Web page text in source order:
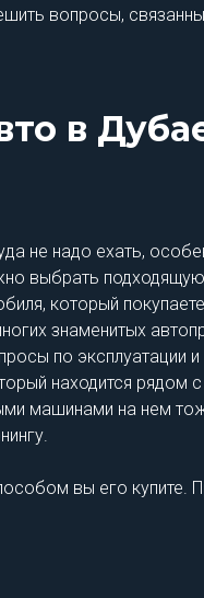
вопросы,
в
не надо ехать,
выбрать
который
знаменитых
по эксплуатации
находится
машинами на нем
вы его